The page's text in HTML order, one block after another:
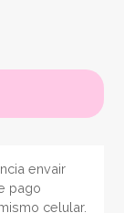
envair
pago
celular.